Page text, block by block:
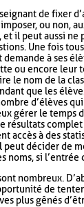
de fixer
ou non,
il peut aussi
Une fois
à ses
ou encore leur
le nom de la
que les
d’élèves
gérer le temps
résultats
accès à des
peut décider de
noms, si
nombreux.
de
plus gênés